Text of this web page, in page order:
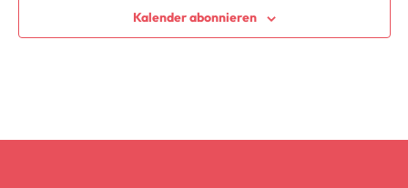
Kalender abonnieren